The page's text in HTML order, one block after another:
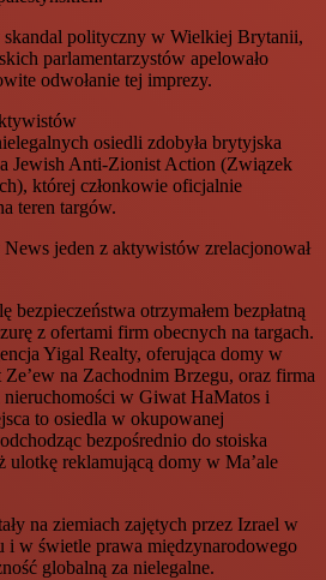
skandal polityczny w Wielkiej Brytanii,
parlamentarzystów apelowało
odwołanie tej imprezy.
osiedli zdobyła brytyjska
Jewish Anti-Zionist Action (Związek
której członkowie oficjalnie
teren targów.
jeden z aktywistów zrelacjonował
bezpieczeństwa otrzymałem bezpłatną
z ofertami firm obecnych na targach.
Yigal Realty, oferująca domy w
na Zachodnim Brzegu, oraz firma
nieruchomości w Giwat HaMatos i
to osiedla w okupowanej
bezpośrednio do stoiska
ulotkę reklamującą domy w Ma’ale
na ziemiach zajętych przez Izrael w
w świetle prawa międzynarodowego
globalną za nielegalne.